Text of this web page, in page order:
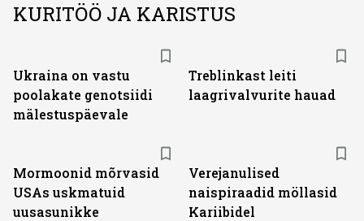
KURITÖÖ JA KARISTUS
Ukraina on vastu
poolakate genotsiidi
mälestuspäevale
Treblinkast leiti
laagrivalvurite hauad
Mormoonid mõrvasid
USAs uskmatuid
uusasunikke
Verejanulised
naispiraadid möllasid
Kariibidel